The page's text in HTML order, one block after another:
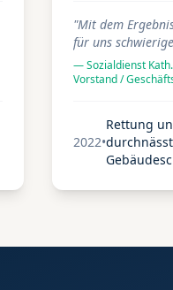
um
gewährleisten.
fortsetzen.
Entlastung
"Mit dem
für uns
unkompliziert
und die Leistung
—Sozialdienst
Vorstand /
2022•
Rettung